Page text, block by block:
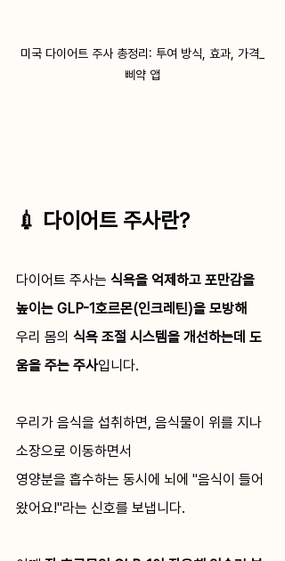
미국 다이어트 주사 총정리: 투여 방식, 효과, 가격_
삐약 앱
💉 다이어트 주사란?
다이어트 주사는 식욕을 억제하고 포만감을
높이는 GLP-1호르몬(인크레틴)을 모방해
우리 몸의 식욕 조절 시스템을 개선하는데 도
움을 주는 주사입니다.
우리가 음식을 섭취하면, 음식물이 위를 지나
소장으로 이동하면서
영양분을 흡수하는 동시에 뇌에 "음식이 들어
왔어요!"라는 신호를 보냅니다.